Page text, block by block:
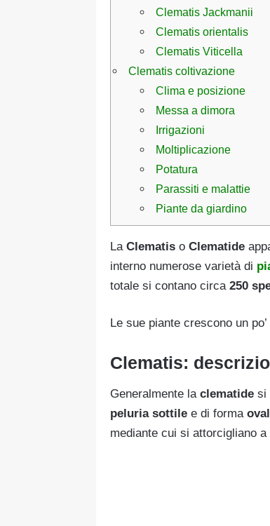
Clematis Jackmanii
Clematis orientalis
Clematis Viticella
Clematis coltivazione
Clima e posizione
Messa a dimora
Irrigazioni
Moltiplicazione
Potatura
Parassiti e malattie
Piante da giardino
La Clematis o Clematide
interno numerose varietà di
totale si contano circa 250
Le sue piante crescono un
Clematis:
Generalmente la clematide si
peluria sottile e di forma
mediante cui si attorcigliano